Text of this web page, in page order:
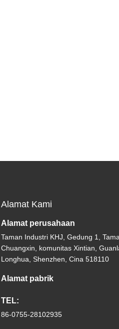
Alamat Kami
Alamat perusahaan
Taman Industri KHJ, Gedung 1,
Chuangxin, komunitas Xintian,
Longhua, Shenzhen, Cina 518110
Alamat pabrik
TEL:
86-0755-28102935